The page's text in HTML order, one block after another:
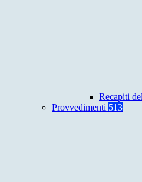
Recapiti
Provvedimenti 513